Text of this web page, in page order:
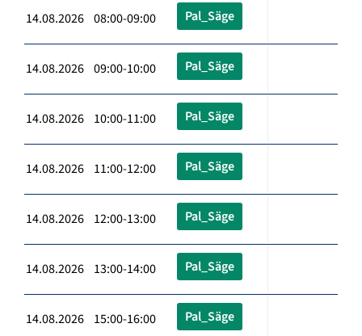
14.08.2026 08:00-09:00 Pal_Säge
14.08.2026 09:00-10:00 Pal_Säge
14.08.2026 10:00-11:00 Pal_Säge
14.08.2026 11:00-12:00 Pal_Säge
14.08.2026 12:00-13:00 Pal_Säge
14.08.2026 13:00-14:00 Pal_Säge
14.08.2026 15:00-16:00 Pal_Säge